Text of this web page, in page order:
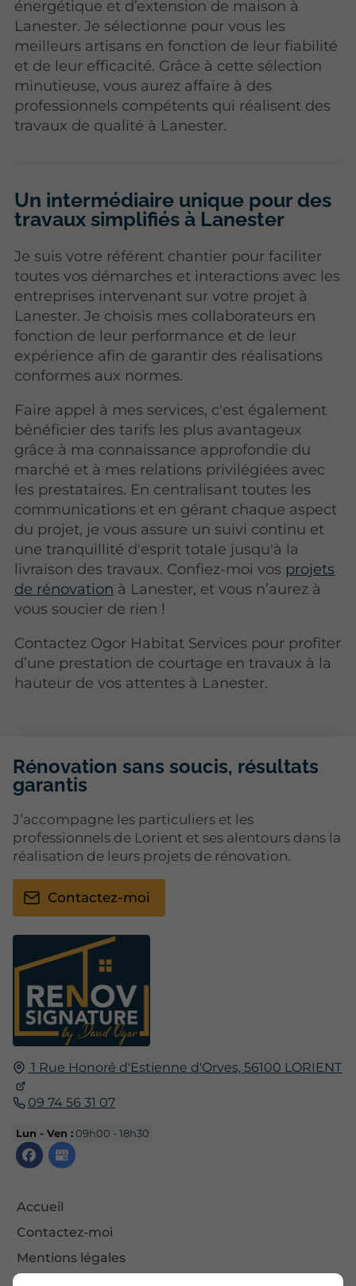
énergétique et d’extension de maison à
Lanester. Je sélectionne pour vous les
meilleurs artisans en fonction de leur fiabilité
et de leur efficacité. Grâce à cette sélection
minutieuse, vous aurez affaire à des
professionnels compétents qui réalisent des
travaux de qualité à Lanester.
Un intermédiaire unique pour des
travaux simplifiés à Lanester
Je suis votre référent chantier pour faciliter
toutes vos démarches et interactions avec les
entreprises intervenant sur votre projet à
Lanester. Je choisis mes collaborateurs en
fonction de leur performance et de leur
expérience afin de garantir des réalisations
conformes aux normes.
Faire appel à mes services, c'est également
bénéficier des tarifs les plus avantageux
grâce à ma connaissance approfondie du
marché et à mes relations privilégiées avec
les prestataires. En centralisant toutes les
communications et en gérant chaque aspect
du projet, je vous assure un suivi continu et
une tranquillité d'esprit totale jusqu'à la
livraison des travaux. Confiez-moi vos projets
de rénovation à Lanester, et vous n’aurez à
vous soucier de rien !
Contactez Ogor Habitat Services pour profiter
d’une prestation de courtage en travaux à la
hauteur de vos attentes à Lanester.
1 Rue Honoré d'Estienne d'Orves, 56100 LORIENT
09 74 56 31 07
Lun - Ven :09h00 - 18h30
Accueil
Contactez-moi
Mentions légales
Rénovation sans soucis, résultats
garantis
J’accompagne les particuliers et les
professionnels de Lorient et ses alentours dans la
réalisation de leurs projets de rénovation.
Contactez-moi